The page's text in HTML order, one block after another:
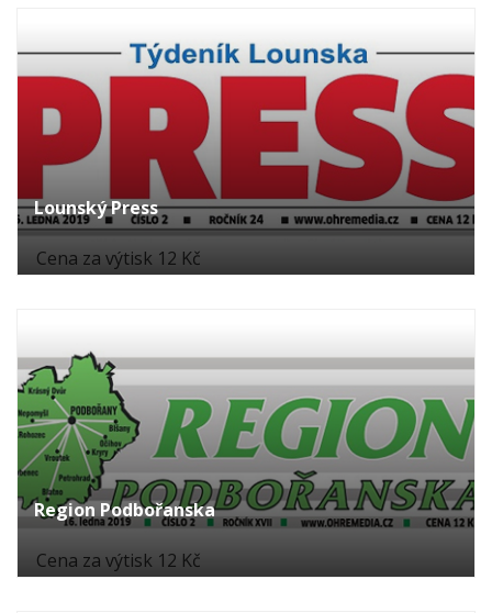
Lounský Press
Cena za výtisk 12 Kč
Region Podbořanska
Cena za výtisk 12 Kč